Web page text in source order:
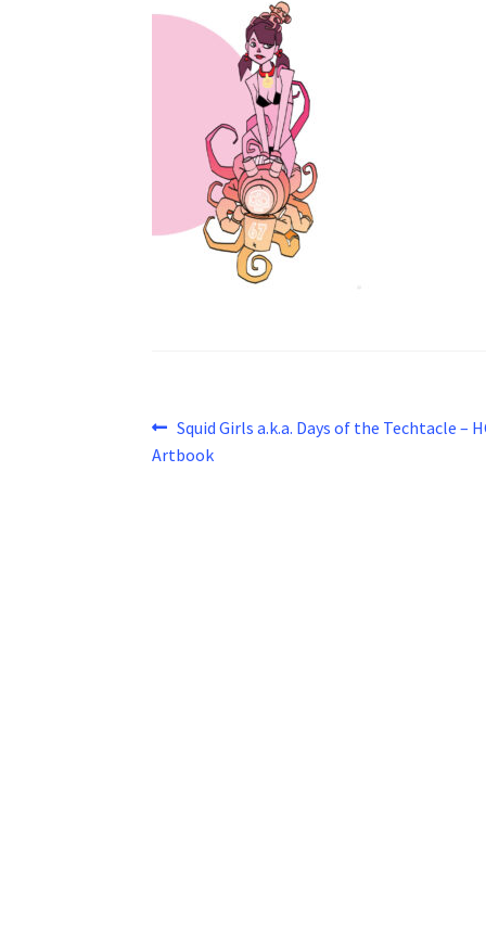
Beitragsnavigation
Vorheriger
Beitrag:
Squid Girls a.k.a. Days of the Techtacle –
Artbook